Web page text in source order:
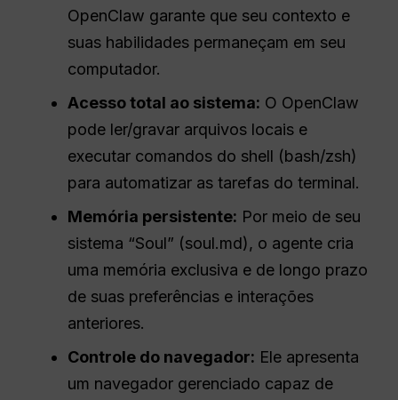
OpenClaw garante que seu contexto e
suas habilidades permaneçam em seu
computador.
Acesso total ao sistema: O OpenClaw
pode ler/gravar arquivos locais e
executar comandos do shell (bash/zsh)
para automatizar as tarefas do terminal.
Memória persistente: Por meio de seu
sistema “Soul” (soul.md), o agente cria
uma memória exclusiva e de longo prazo
de suas preferências e interações
anteriores.
Controle do navegador: Ele apresenta
um navegador gerenciado capaz de